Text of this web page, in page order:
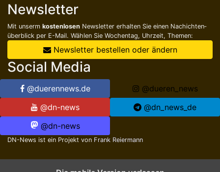
Während der Fahrt in Brand
geraten
Kreuzau
Einbrecher im Kleiderschrank
gefunden
Newsletter
Mit unserm kostenlosen Newsletter erhalten Sie einen Nachichten­
überblick per E-Mail. Wählen Sie Wochentag, Uhrzeit, Themen:
Newsletter bestellen oder ändern
Social Media
@duerennews.de
@dueren_news
@dn-news
@dn_news_de
@dn-news
DN-News ist ein Projekt von Frank Reiermann